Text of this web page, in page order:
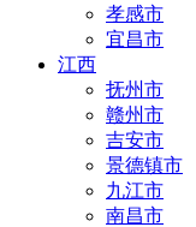
孝感市
宜昌市
江西
抚州市
赣州市
吉安市
景德镇市
九江市
南昌市